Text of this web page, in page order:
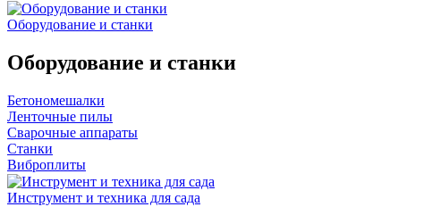
Оборудование и станки
Оборудование и станки
Бетономешалки
Ленточные пилы
Сварочные аппараты
Станки
Виброплиты
Инструмент и техника для сада